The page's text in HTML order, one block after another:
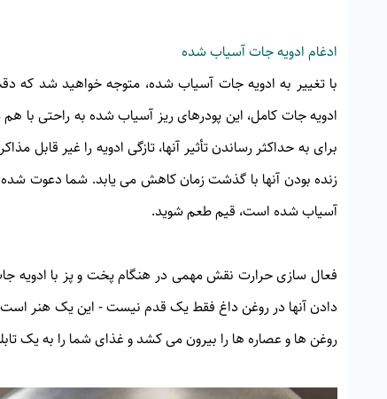
ادغام ادویه جات آسیاب شده
با تغییر به ادویه جات آسیاب شده، متوجه خواهید شد
ادویه جات کامل، این پودرهای ریز آسیاب شده به راحتی
برای به حداکثر رساندن تأثیر آنها، تازگی ادویه را غیر
زنده بودن آنها با گذشت زمان کاهش می یابد. شما دعوت شده
آسیاب شده است، قیم طعم شوید.
فعال سازی حرارت نقش مهمی در هنگام پخت و پز با ادویه
دادن آنها در روغن داغ فقط یک قدم نیست - این یک هنر است
روغن ها و عصاره ها را بیرون می کشد و غذای شما را به یک